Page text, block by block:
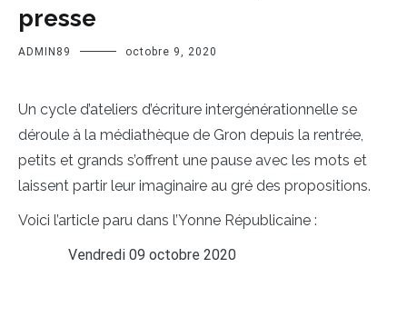
presse
ADMIN89 octobre 9, 2020
Un cycle d’ateliers d’écriture intergénérationnelle se
déroule à la médiathèque de Gron depuis la rentrée,
petits et grands s’offrent une pause avec les mots et
laissent partir leur imaginaire au gré des propositions.
Voici l’article paru dans l’Yonne Républicaine :
Vendredi 09 octobre 2020